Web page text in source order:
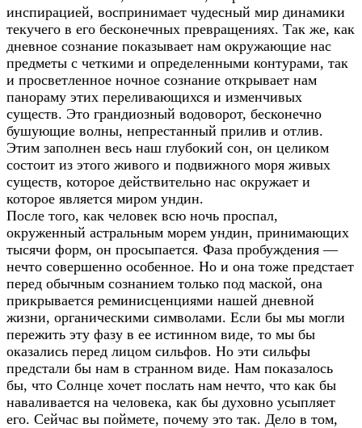
инспирацией, воспринимает чудесный мир динамики
текучего в его бесконечных превращениях. Так же, как
дневное сознание показывает нам окружающие нас
предметы с четкими и определенными контурами, так
и просветленное ночное сознание открывает нам
панораму этих переливающихся и изменчивых
существ. Это грандиозный водоворот, бесконечно
бушующие волны, непрестанный прилив и отлив.
Этим заполнен весь наш глубокий сон, он целиком
состоит из этого живого и подвижного моря живых
существ, которое действительно нас окружает и
которое является миром ундин.
После того, как человек всю ночь проспал,
окруженный астральным морем ундин, принимающих
тысячи форм, он просыпается. Фаза пробуждения —
нечто совершенно особенное. Но и она тоже предстает
перед обычным сознанием только под маской, она
прикрывается реминисценциями нашей дневной
жизни, органическими символами. Если бы мы могли
пережить эту фазу в ее истинном виде, то мы бы
оказались перед лицом сильфов. Но эти сильфы
предстали бы нам в странном виде. Нам показалось
бы, что Солнце хочет послать нам нечто, что как бы
наваливается на человека, как бы духовно усыпляет
его. Сейчас вы поймете, почему это так. Дело в том,